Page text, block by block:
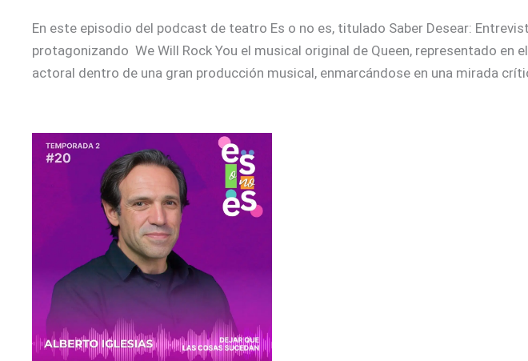
En este episodio del podcast de teatro Es o no es, titulado Saber Desear:
protagonizando We Will Rock You el musical original de Queen, representado
actoral dentro de una gran producción musical, enmarcándose en una mirada